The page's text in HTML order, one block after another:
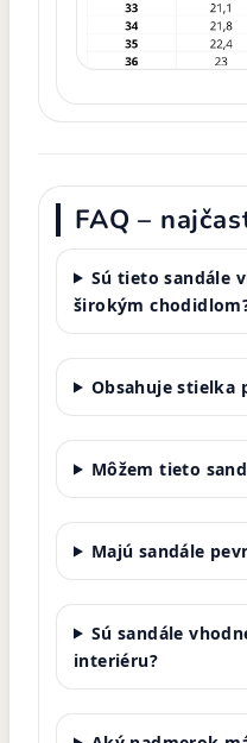
FAQ –
Sú tieto sandále
širokým
Obsahuje stielka
Môžem tieto
Majú sandále
Sú sandále
interiéru?